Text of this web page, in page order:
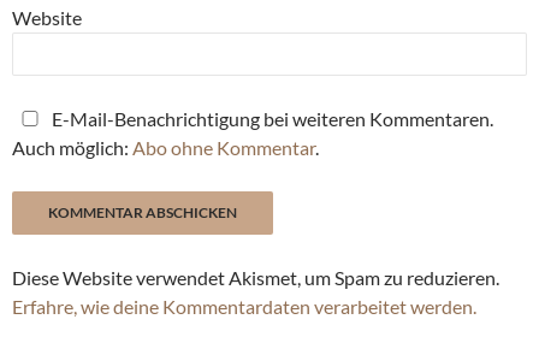
Website
E-Mail-Benachrichtigung bei weiteren Kommentaren.
Auch möglich: Abo ohne Kommentar.
Diese Website verwendet Akismet, um Spam zu reduzieren.
Erfahre, wie deine Kommentardaten verarbeitet werden.